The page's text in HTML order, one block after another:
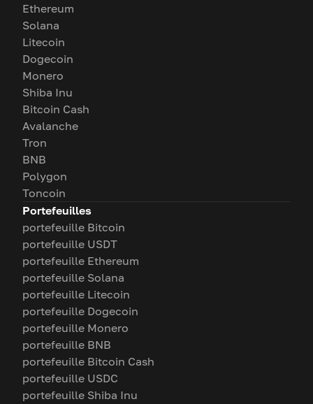
Ethereum
Solana
Litecoin
Dogecoin
Monero
Shiba Inu
Bitcoin Cash
Avalanche
Tron
BNB
Polygon
Toncoin
Portefeuilles
portefeuille Bitcoin
portefeuille USDT
portefeuille Ethereum
portefeuille Solana
portefeuille Litecoin
portefeuille Dogecoin
portefeuille Monero
portefeuille BNB
portefeuille Bitcoin Cash
portefeuille USDC
portefeuille Shiba Inu